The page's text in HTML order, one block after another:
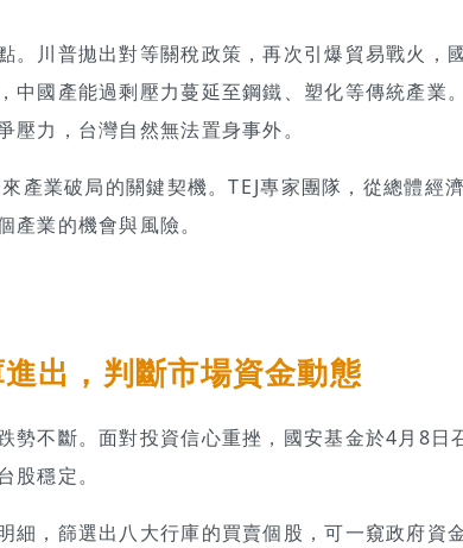
。川普拋出對等關稅政策，再次引爆貿易戰火，
中國產能過剩壓力蔓延至鋼鐵、塑化等傳統產業
力，台灣自然無法置身事外。
產業破局的關鍵契機。TEJ專家團隊，從總體經
業的機會與風險。
出，判斷市場資金動態
勢不斷。面對投資信心重挫，國安基金於4月8日
穩定。
細，篩選出八大行庫的買賣個股，可一窺政府資